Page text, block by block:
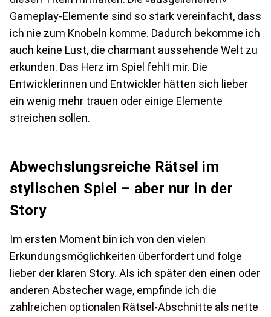
Gameplay-Elemente sind so stark vereinfacht, dass
ich nie zum Knobeln komme. Dadurch bekomme ich
auch keine Lust, die charmant aussehende Welt zu
erkunden. Das Herz im Spiel fehlt mir. Die
Entwicklerinnen und Entwickler hätten sich lieber
ein wenig mehr trauen oder einige Elemente
streichen sollen.
Abwechslungsreiche Rätsel im
stylischen Spiel – aber nur in der
Story
Im ersten Moment bin ich von den vielen
Erkundungsmöglichkeiten überfordert und folge
lieber der klaren Story. Als ich später den einen oder
anderen Abstecher wage, empfinde ich die
zahlreichen optionalen Rätsel-Abschnitte als nette